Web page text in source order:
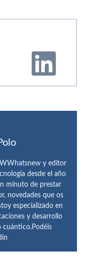
y editor
desde el año
minuto de prestar
novedades que os
especializado en
y desarrollo